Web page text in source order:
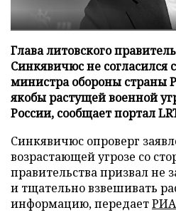
Глава литовского
Синкявичюс не согласился
министра обороны страны
якобы растущей военной
России, сообщает портал
Синкявичюс опроверг
возрастающей угрозе со
правительства призвал не
и тщательно взвешивать
информацию, передаетРИА